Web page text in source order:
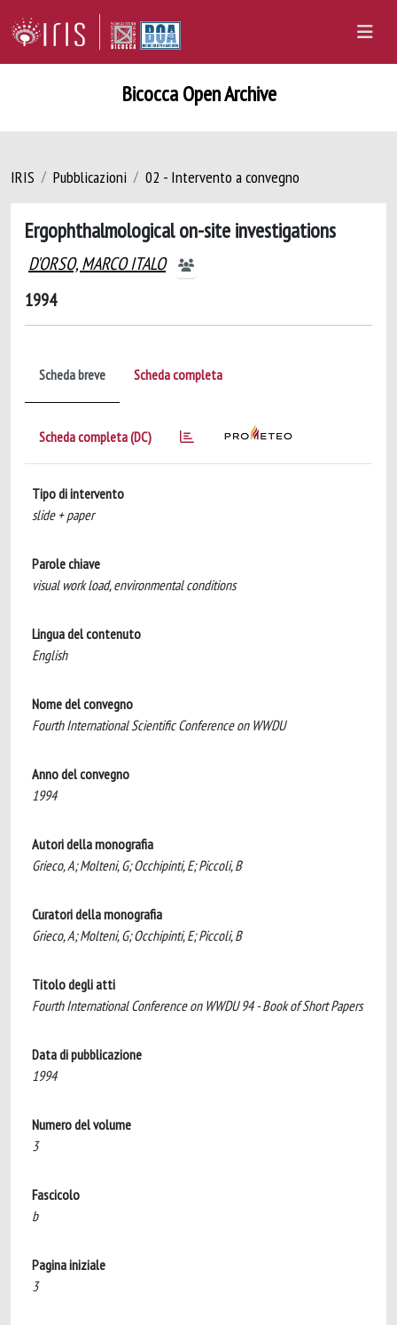
Bicocca Open Archive
IRIS Pubblicazioni 02 - Intervento a convegno
Ergophthalmological on-site investigations
D'ORSO, MARCO ITALO
1994
Scheda breve Scheda completa
Scheda completa (DC)
Tipo di intervento
slide + paper
Parole chiave
visual work load, environmental conditions
Lingua del contenuto
English
Nome del convegno
Fourth International Scientific Conference on WWDU
Anno del convegno
1994
Autori della monografia
Grieco, A; Molteni, G; Occhipinti, E; Piccoli, B
Curatori della monografia
Grieco, A; Molteni, G; Occhipinti, E; Piccoli, B
Titolo degli atti
Fourth International Conference on WWDU 94 - Book of Short Papers
Data di pubblicazione
1994
Numero del volume
3
Fascicolo
b
Pagina iniziale
3